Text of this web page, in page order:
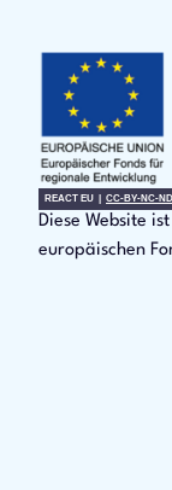
REACT EU | CC-BY-NC-ND
Diese Website
europäischen